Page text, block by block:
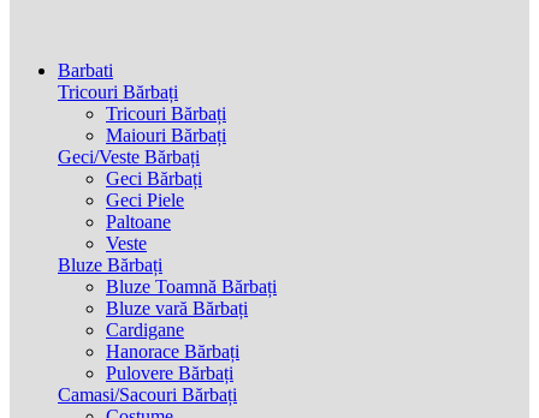
Barbati
Tricouri Bărbați
Tricouri Bărbați
Maiouri Bărbați
Geci/Veste Bărbați
Geci Bărbați
Geci Piele
Paltoane
Veste
Bluze Bărbați
Bluze Toamnă Bărbați
Bluze vară Bărbați
Cardigane
Hanorace Bărbați
Pulovere Bărbați
Camasi/Sacouri Bărbați